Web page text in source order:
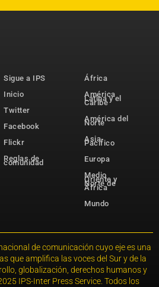
Sigue a IPS
Inicio
Twitter
Facebook
Flickr
Reglas de
comunidad
África
América
Latina y el
Caribe
América del
Norte
Asia-
Pacífico
Europa
Medio
Oriente y
Norte de
África
Mundo
de comunicación cuyo eje es una
que amplifica las voces del Sur y de la
globalización, derechos humanos y
IPS-Inter Press Service. Todos los